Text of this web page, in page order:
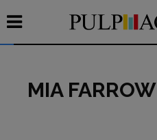
MIA FARROW